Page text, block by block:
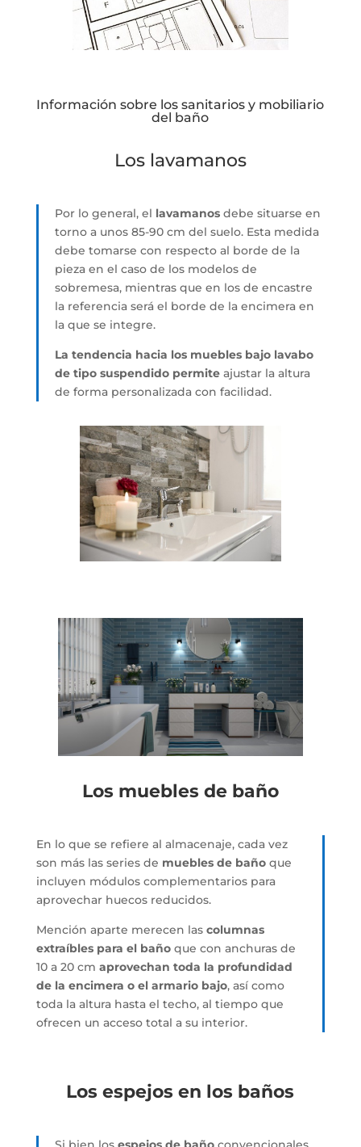
Información sobre los sanitarios y mobiliario
del baño
Los lavamanos
Por lo general, el lavamanosdebe situarse en
torno a unos 85-90 cm del suelo. Esta medida
debe tomarse con respecto al borde de la
pieza en el caso de los modelos de
sobremesa, mientras que en los de encastre
la referencia será el borde de la encimera en
la que se integre.
La tendencia hacia los muebles bajo lavabo
de tipo suspendido permiteajustar la altura
de forma personalizada con facilidad.
Los muebles de baño
En lo que se refiere al almacenaje, cada vez
son más las series de muebles de bañoque
incluyen módulos complementarios para
aprovechar huecos reducidos.
Mención aparte merecen las columnas
extraíbles para el bañoque con anchuras de
10 a 20 cm aprovechan toda la profundidad
de la encimera o el armario bajo, así como
toda la altura hasta el techo, al tiempo que
ofrecen un acceso total a su interior.
Los espejos en los baños